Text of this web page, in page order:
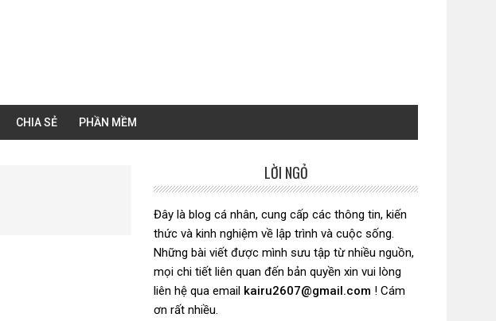
CHIA SẺ PHẦN MỀM
chính
LỜI NGỎ
Đây là blog cá nhân, cung cấp các thông tin, kiến
thức và kinh nghiệm về lập trình và cuộc sống.
Những bài viết được mình sưu tập từ nhiều nguồn,
mọi chi tiết liên quan đến bản quyền xin vui lòng
liên hệ qua email kairu2607@gmail.com ! Cám
ơn rất nhiều.